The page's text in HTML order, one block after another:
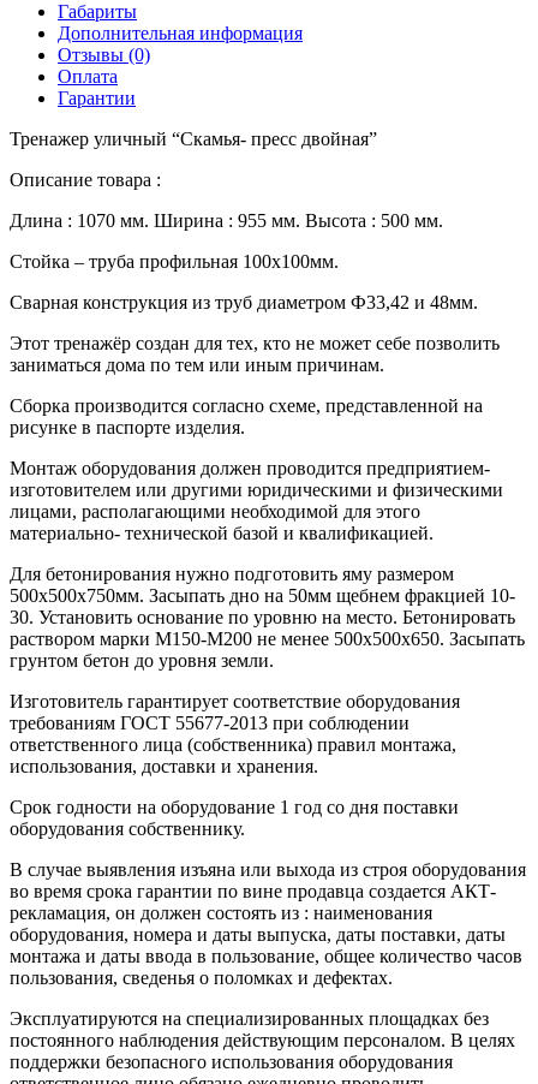
Габариты
Дополнительная информация
Отзывы (0)
Оплата
Гарантии
Тренажер уличный “Скамья- пресс двойная”
Описание товара :
Длина : 1070 мм. Ширина : 955 мм. Высота : 500 мм.
Стойка – труба профильная 100х100мм.
Сварная конструкция из труб диаметром Ф33,42 и 48мм.
Этот тренажёр создан для тех, кто не может себе позволить
заниматься дома по тем или иным причинам.
Сборка производится согласно схеме, представленной на
рисунке в паспорте изделия.
Монтаж оборудования должен проводится предприятием-
изготовителем или другими юридическими и физическими
лицами, располагающими необходимой для этого
материально- технической базой и квалификацией.
Для бетонирования нужно подготовить яму размером
500х500х750мм. Засыпать дно на 50мм щебнем фракцией 10-
30. Установить основание по уровню на место. Бетонировать
раствором марки М150-М200 не менее 500х500х650. Засыпать
грунтом бетон до уровня земли.
Изготовитель гарантирует соответствие оборудования
требованиям ГОСТ 55677-2013 при соблюдении
ответственного лица (собственника) правил монтажа,
использования, доставки и хранения.
Срок годности на оборудование 1 год со дня поставки
оборудования собственнику.
В случае выявления изъяна или выхода из строя оборудования
во время срока гарантии по вине продавца создается АКТ-
рекламация, он должен состоять из : наименования
оборудования, номера и даты выпуска, даты поставки, даты
монтажа и даты ввода в пользование, общее количество часов
пользования, сведенья о поломках и дефектах.
Эксплуатируются на специализированных площадках без
постоянного наблюдения действующим персоналом. В целях
поддержки безопасного использования оборудования